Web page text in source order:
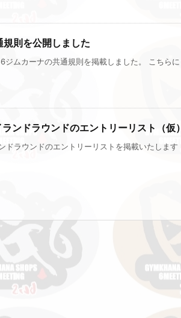
則を公開しました
ムカーナの共通規則を掲載しました。 こちら
ンドラウンドのエントリーリスト（仮）
ドラウンドのエントリーリストを掲載いたしま